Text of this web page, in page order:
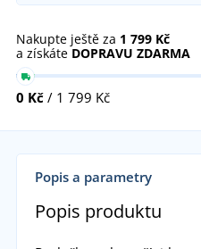
Nakupte ještě za 1 799 Kč
a získáte DOPRAVU ZDARMA
0 Kč / 1 799 Kč
Popis a parametry
Popis produktu